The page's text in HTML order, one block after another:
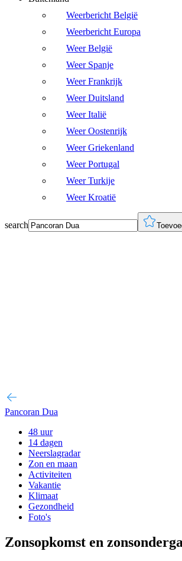
Weerbericht België
Weerbericht Europa
Weer België
Weer Spanje
Weer Frankrijk
Weer Duitsland
Weer Italië
Weer Oostenrijk
Weer Griekenland
Weer Portugal
Weer Turkije
Weer Kroatië
search
Pancoran Dua
48 uur
14 dagen
Neerslagradar
Zon en maan
Activiteiten
Vakantie
Klimaat
Gezondheid
Foto's
Zonsopkomst en